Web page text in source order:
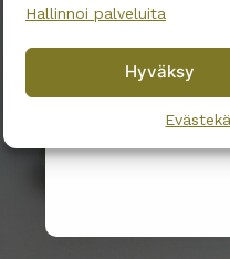
Hallinnoi palveluita
Hyväksy
By subscribing to the
Wanhojen kuppien